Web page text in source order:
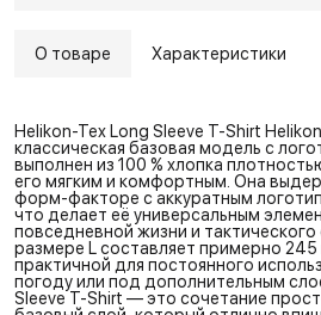
О товаре Характеристики
Helikon-Tex Long Sleeve T-Shirt
классическая базовая модель с
выполнен из 100 % хлопка
его мягким и комфортным. Она
форм-факторе с аккуратным
что делает её универсальным
повседневной жизни и тактического
размере L составляет примерно 245
практичной для постоянного
погоду или под дополнительным
Sleeve T-Shirt — это сочетание